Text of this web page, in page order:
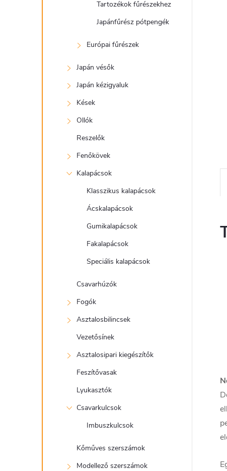
Tartozékok fűrészekhez
Japánfűrész pótpengék
Európai fűrészek
Japán vésők
Japán kézigyaluk
Kések
Ollók
Reszelők
Fenőkövek
Kalapácsok
Klasszikus kalapácsok
Ácskalapácsok
Gumikalapácsok
Fakalapácsok
Speciális kalapácsok
Csavarhúzók
Fogók
Asztalosbilincsek
Vezetősínek
Asztalosipari kiegészítők
Feszítővasak
Lyukasztók
Csavarkulcsok
Imbuszkulcsok
Kőműves szerszámok
Modellező szerszámok